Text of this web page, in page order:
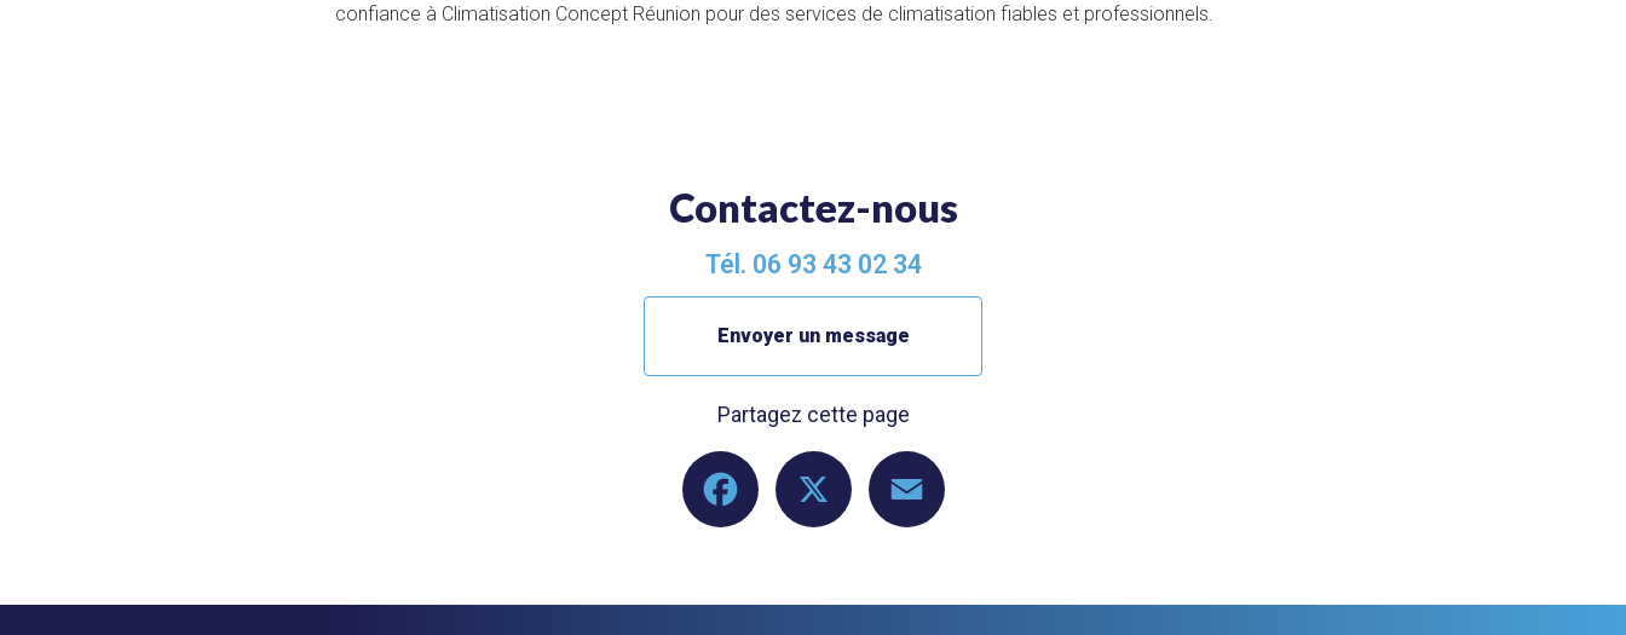
confiance à Climatisation Concept Réunion pour des services de climatisation fiables et professionnels.
Contactez-nous
Tél. 06 93 43 02 34
Envoyer un message
Partagez cette page
Facebook